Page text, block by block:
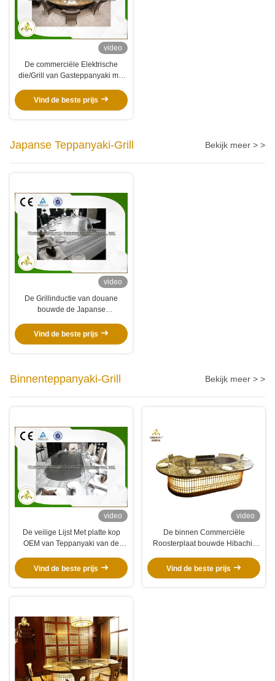
video
De commerciële Elektrische
die/Grill van Gasteppanyaki met
aangepast
Vind de beste prijs
Japanse Teppanyaki-Grill Bekijk meer > >
video
De Grillinductie van douane
bouwde de Japanse
Cooktop Luchtventilator in
Vind de beste prijs
Binnenteppanyaki-Grill Bekijk meer > >
video
De veilige Lijst Met platte kop
OEM van Teppanyaki van de
Elektrische
Vind de beste prijs
video
De binnen Commerciële
Roosterplaat bouwde Hibachi-
het Rundvleesschaap in
Vind de beste prijs